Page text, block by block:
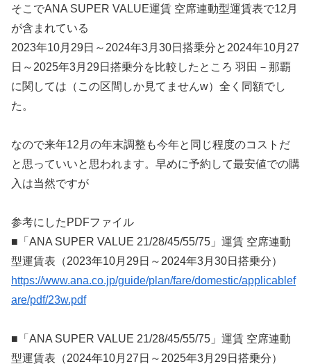
そこでANA SUPER VALUE運賃 空席連動型運賃表で12月
が含まれている
2023年10月29日～2024年3月30日搭乗分と2024年10月27
日～2025年3月29日搭乗分を比較したところ 羽田－那覇
に関しては（この区間しか見てませんw）全く同額でし
た。
なので来年12月の年末調整も今年と同じ程度のコストだ
と思っていいと思われます。早めに予約して最安値での購
入は当然ですが
参考にしたPDFファイル
■「ANA SUPER VALUE 21/28/45/55/75」運賃 空席連動
型運賃表（2023年10月29日～2024年3月30日搭乗分）
https://www.ana.co.jp/guide/plan/fare/domestic/applicablef
are/pdf/23w.pdf
■「ANA SUPER VALUE 21/28/45/55/75」運賃 空席連動
型運賃表（2024年10月27日～2025年3月29日搭乗分）